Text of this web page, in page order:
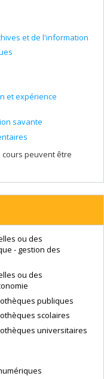
et de l'information
et expérience
savante
cours peuvent être
ou des
- gestion des
ou des
publiques
scolaires
universitaires